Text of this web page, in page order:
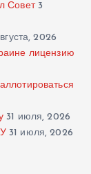
Совет 3
2026
лицензию
31 июля, 2026
31 июля, 2026